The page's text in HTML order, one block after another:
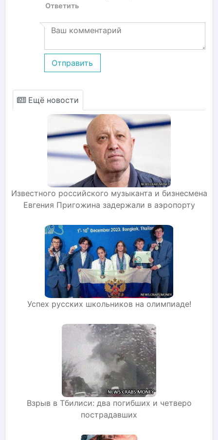
Ответить
Отправить
Ещё новости
Известного российского музыканта и бизнесмена
Евгения Пригожина задержали в аэропорту
Успех русских школьников на олимпиаде!
Взрыв в Тбилиси: два погибших и четверо
пострадавших